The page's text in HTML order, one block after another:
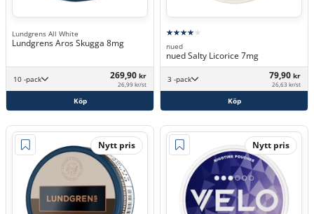
Lundgrens All White
Lundgrens Aros Skugga 8mg
10 -pack 269,90 kr
26,99 kr/st
Köp
nued
nued Salty Licorice 7mg
3 -pack 79,90 kr
26,63 kr/st
Köp
Nytt pris Nytt pris